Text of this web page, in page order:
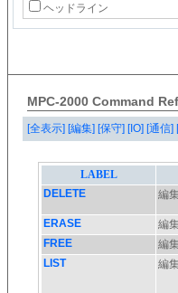
ヘッドライン
MPC-2000 Command
[全表示] [編集] [保守] [IO] [通信]